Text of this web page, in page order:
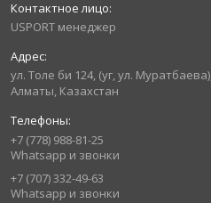
USPORT менеджер
ул. Толе би 124, (уг, ул. Муратбаева),
Алматы, Казахстан
+7 (778) 988-81-25
Whatsapp и звонки
+7 (707) 332-49-63
Whatsapp и звонки